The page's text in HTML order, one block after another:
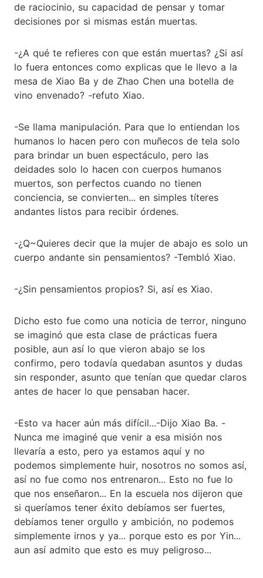
de raciocinio, su capacidad de pensar y tomar
decisiones por si mismas están muertas.
-¿A qué te refieres con que están muertas? ¿Si así
lo fuera entonces como explicas que le llevo a la
mesa de Xiao Ba y de Zhao Chen una botella de
vino envenado? -refuto Xiao.
-Se llama manipulación. Para que lo entiendan los
humanos lo hacen pero con muñecos de tela solo
para brindar un buen espectáculo, pero las
deidades solo lo hacen con cuerpos humanos
muertos, son perfectos cuando no tienen
conciencia, se convierten... en simples títeres
andantes listos para recibir órdenes.
-¿Q~Quieres decir que la mujer de abajo es solo un
cuerpo andante sin pensamientos? -Tembló Xiao.
-¿Sin pensamientos propios? Si, así es Xiao.
Dicho esto fue como una noticia de terror, ninguno
se imaginó que esta clase de prácticas fuera
posible, aun así lo que vieron abajo se los
confirmo, pero todavía quedaban asuntos y dudas
sin responder, asunto que tenían que quedar claros
antes de hacer lo que pensaban hacer.
-Esto va hacer aún más difícil...-Dijo Xiao Ba. -
Nunca me imaginé que venir a esa misión nos
llevaría a esto, pero ya estamos aquí y no
podemos simplemente huir, nosotros no somos así,
así no fue como nos entrenaron... Esto no fue lo
que nos enseñaron... En la escuela nos dijeron que
si queríamos tener éxito debíamos ser fuertes,
debíamos tener orgullo y ambición, no podemos
simplemente irnos y ya... porque esto es por Yin...
aun así admito que esto es muy peligroso...